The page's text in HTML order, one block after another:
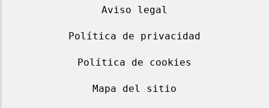
Aviso legal
Política de privacidad
Política de cookies
Mapa del sitio